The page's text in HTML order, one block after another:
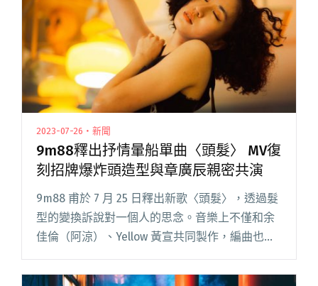
2023-07-26・新聞
9m88釋出抒情暈船單曲〈頭髮〉 MV復
刻招牌爆炸頭造型與章廣辰親密共演
9m88 甫於 7 月 25 日釋出新歌〈頭髮〉，透過髮
型的變換訴說對一個人的思念。音樂上不僅和余
佳倫（阿涼）、Yellow 黃宣共同製作，編曲也少
見地以低音提琴、大提琴為主體，搭配 9m88 的
爵士呢喃，帶出歌曲心境的眷戀與不捨。在 MV閱